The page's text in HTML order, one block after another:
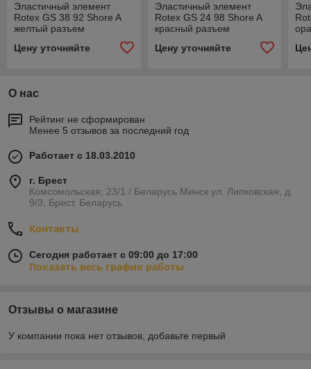
Эластичный элемент
Rotex GS 38 92 Shore A
желтый разъем
Цену уточняйте
Эластичный элемент
Rotex GS 24 98 Shore A
красный разъем
Цену уточняйте
О нас
Рейтинг не сформирован
Менее 5 отзывов за последний год
Работает с 18.03.2010
г. Брест
Комсомольская, 23/1 / Беларусь Минск ул. Липковская, д.
9/3, Брест, Беларусь
Контакты
Сегодня работает с 09:00 до 17:00
Показать весь график работы
Отзывы о магазине
У компании пока нет отзывов, добавьте первый